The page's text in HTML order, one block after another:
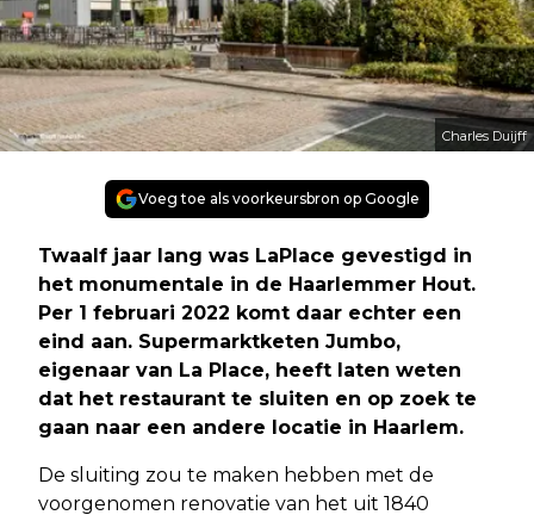
Charles Duijff
Voeg toe als voorkeursbron op Google
Twaalf jaar lang was LaPlace gevestigd in
het monumentale in de Haarlemmer Hout.
Per 1 februari 2022 komt daar echter een
eind aan. Supermarktketen Jumbo,
eigenaar van La Place, heeft laten weten
dat het restaurant te sluiten en op zoek te
gaan naar een andere locatie in Haarlem.
De sluiting zou te maken hebben met de
voorgenomen renovatie van het uit 1840